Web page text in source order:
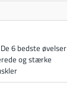
6 bedste øvelser
og stærke